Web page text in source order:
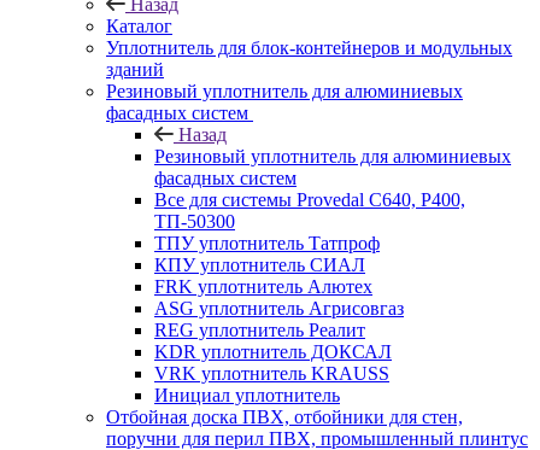
Назад
Каталог
Уплотнитель для блок-контейнеров и модульных
зданий
Резиновый уплотнитель для алюминиевых
фасадных систем
Назад
Резиновый уплотнитель для алюминиевых
фасадных систем
Все для системы Provedal С640, Р400,
ТП-50300
ТПУ уплотнитель Татпроф
КПУ уплотнитель СИАЛ
FRK уплотнитель Алютех
ASG уплотнитель Агрисовгаз
REG уплотнитель Реалит
KDR уплотнитель ДОКСАЛ
VRK уплотнитель KRAUSS
Инициал уплотнитель
Отбойная доска ПВХ, отбойники для стен,
поручни для перил ПВХ, промышленный плинтус